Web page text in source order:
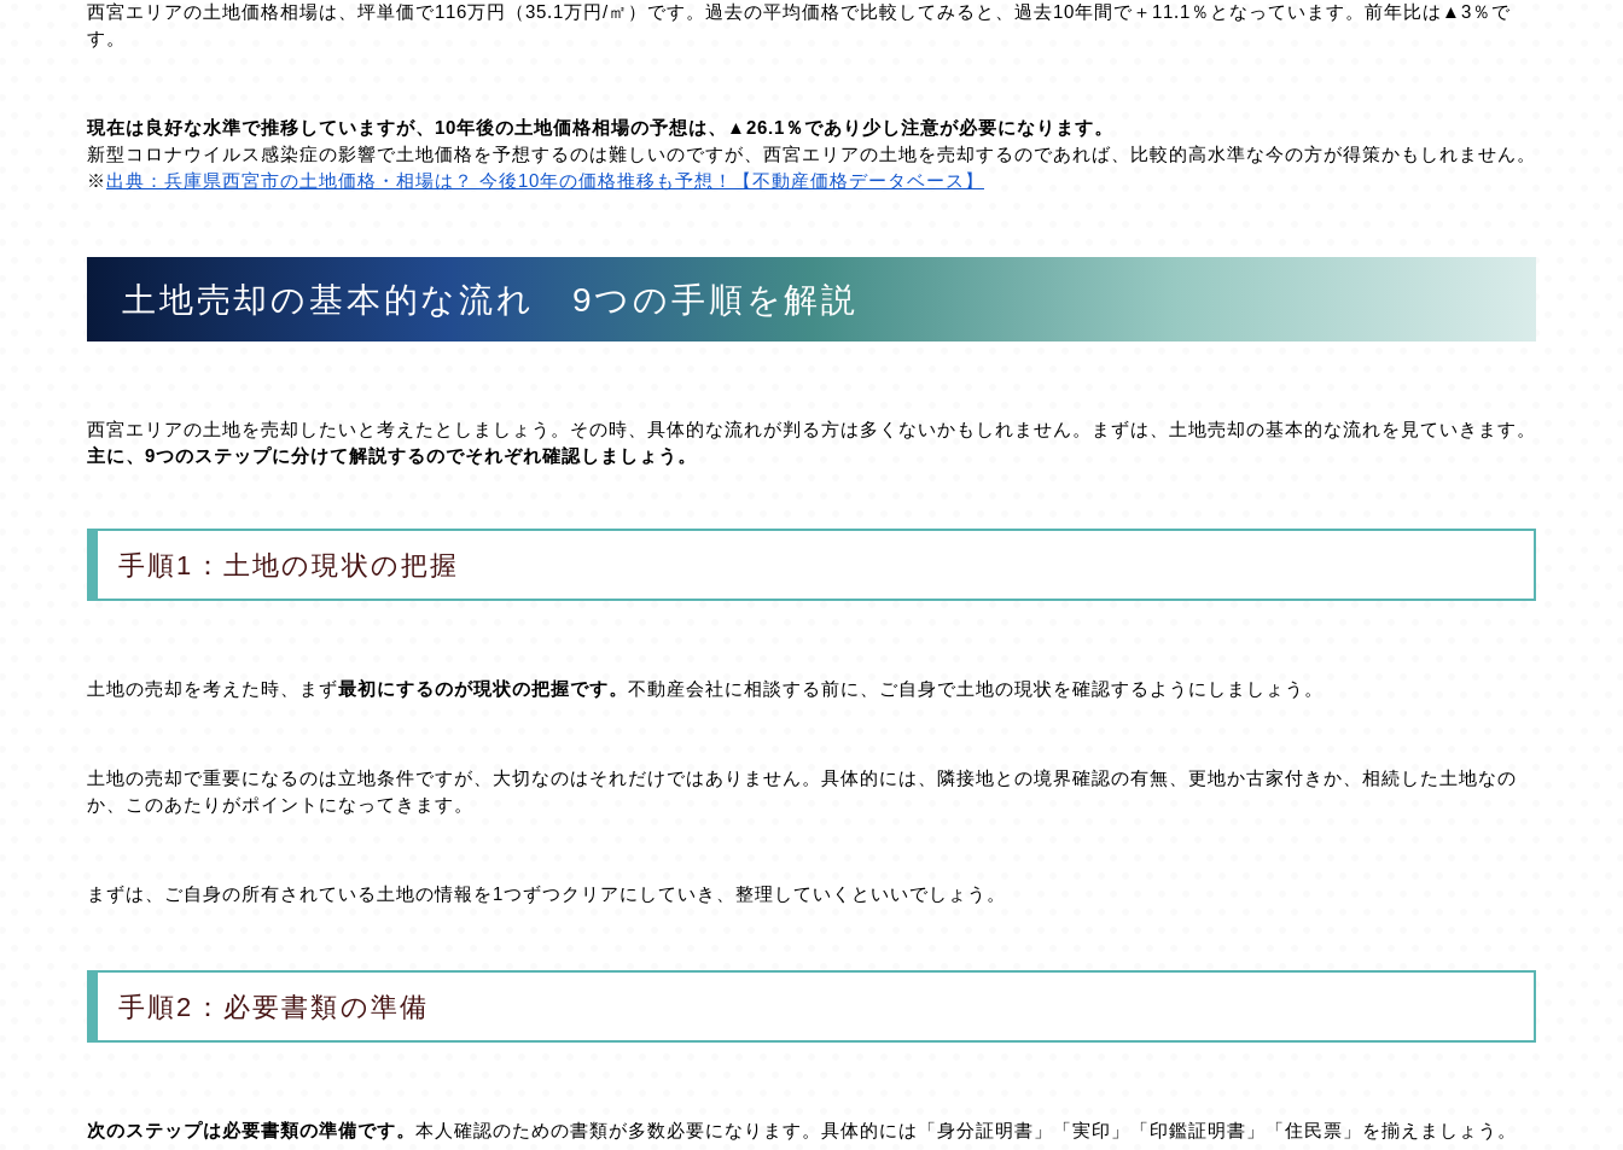
西宮エリアの土地価格相場は、坪単価で116万円（35.1万円/㎡）です。過去の平均価格で比較してみると、過去10年間で＋11.1％となっています。前年比は▲3％で
す。
現在は良好な水準で推移していますが、10年後の土地価格相場の予想は、▲26.1％であり少し注意が必要になります。
新型コロナウイルス感染症の影響で土地価格を予想するのは難しいのですが、西宮エリアの土地を売却するのであれば、比較的高水準な今の方が得策かもしれません。
※ 出典：兵庫県西宮市の土地価格・相場は？ 今後10年の価格推移も予想！【不動産価格データベース】
土地売却の基本的な流れ 9つの手順を解説
西宮エリアの土地を売却したいと考えたとしましょう。その時、具体的な流れが判る方は多くないかもしれません。まずは、土地売却の基本的な流れを見ていきます。
主に、9つのステップに分けて解説するのでそれぞれ確認しましょう。
手順1：土地の現状の把握
土地の売却を考えた時、まず最初にするのが現状の把握です。 不動産会社に相談する前に、ご自身で土地の現状を確認するようにしましょう。
土地の売却で重要になるのは立地条件ですが、大切なのはそれだけではありません。具体的には、隣接地との境界確認の有無、更地か古家付きか、相続した土地なの
か、このあたりがポイントになってきます。
まずは、ご自身の所有されている土地の情報を1つずつクリアにしていき、整理していくといいでしょう。
手順2：必要書類の準備
次のステップは必要書類の準備です。 本人確認のための書類が多数必要になります。具体的には「身分証明書」「実印」「印鑑証明書」「住民票」を揃えましょう。